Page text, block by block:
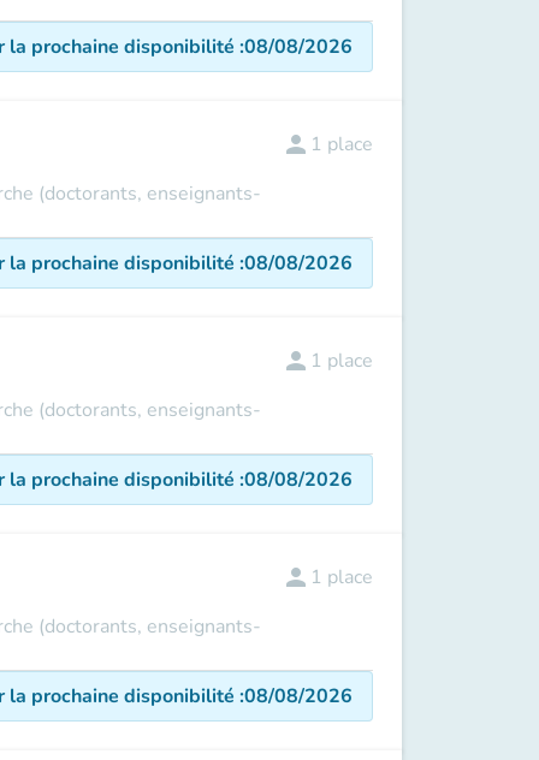
la prochaine disponibilité :08/08/2026
(doctorants, enseignants-
person 1 place
la prochaine disponibilité :08/08/2026
(doctorants, enseignants-
person 1 place
la prochaine disponibilité :08/08/2026
(doctorants, enseignants-
person 1 place
la prochaine disponibilité :08/08/2026